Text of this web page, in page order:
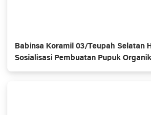
Babinsa Koramil 03/Teupah Selatan
Sosialisasi Pembuatan Pupuk Organik